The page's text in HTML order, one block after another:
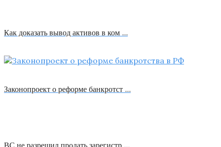
Как доказать вывод активов в ком …
Законопроект о реформе банкротст …